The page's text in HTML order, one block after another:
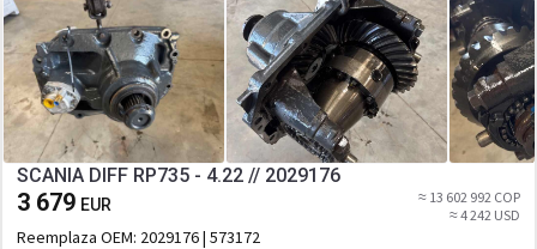
SCANIA DIFF RP735 - 4.22 // 2029176
3 679 EUR
≈ 13 602 992 COP
≈ 4 242 USD
Reemplaza OEM: 2029176 | 573172